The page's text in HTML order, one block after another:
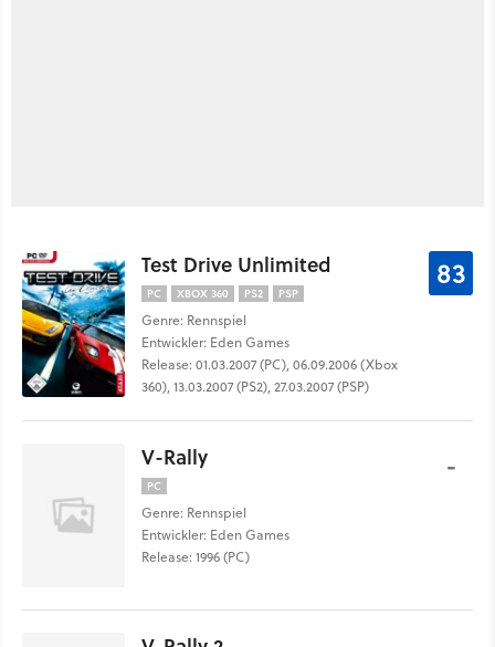
Test Drive Unlimited
PC XBOX 360 PS2 PSP
Genre: Rennspiel
Entwickler: Eden Games
Release: 01.03.2007 (PC), 06.09.2006 (Xbox
360), 13.03.2007 (PS2), 27.03.2007 (PSP)
83
V-Rally
PC
Genre: Rennspiel
Entwickler: Eden Games
Release: 1996 (PC)
-